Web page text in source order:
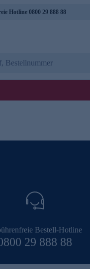
Hotline 0800 29 888 88
Bestell-Hotline
29 888 88